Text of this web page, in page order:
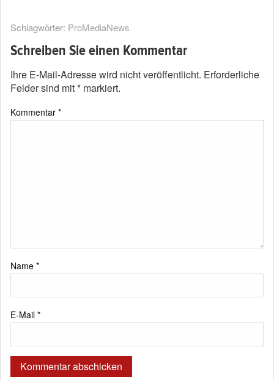
Schlagwörter: ProMediaNews
Schreiben Sie einen Kommentar
Ihre E-Mail-Adresse wird nicht veröffentlicht. Erforderliche
Felder sind mit* markiert.
Kommentar *
Name *
E-Mail *